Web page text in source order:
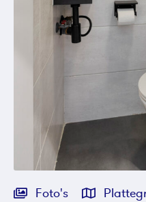
Foto's